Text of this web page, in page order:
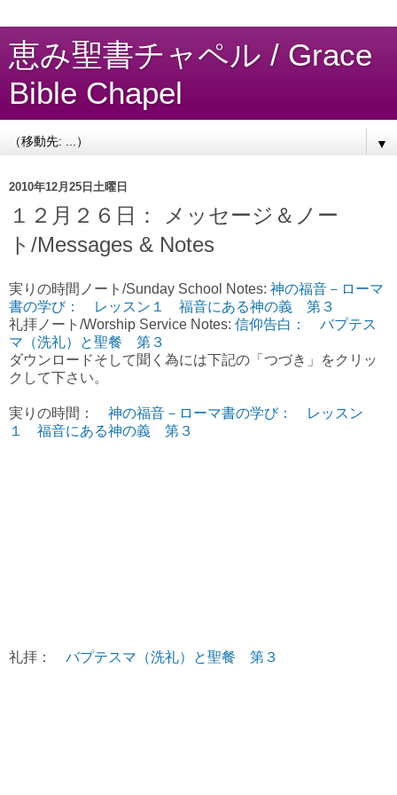
恵み聖書チャペル / Grace
Bible Chapel
▼
2010年12月25日土曜日
１２月２６日： メッセージ＆ノー
ト/Messages & Notes
実りの時間ノート/Sunday School Notes: 神の福音－ローマ
書の学び： レッスン１ 福音にある神の義 第３
礼拝ノート/Worship Service Notes: 信仰告白： バプテス
マ（洗礼）と聖餐 第３
ダウンロードそして聞く為には下記の「つづき」をクリッ
クして下さい。
実りの時間： 神の福音－ローマ書の学び： レッスン
１ 福音にある神の義 第３
礼拝： バプテスマ（洗礼）と聖餐 第３